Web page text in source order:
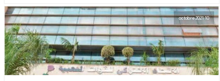
10 octobre 2021